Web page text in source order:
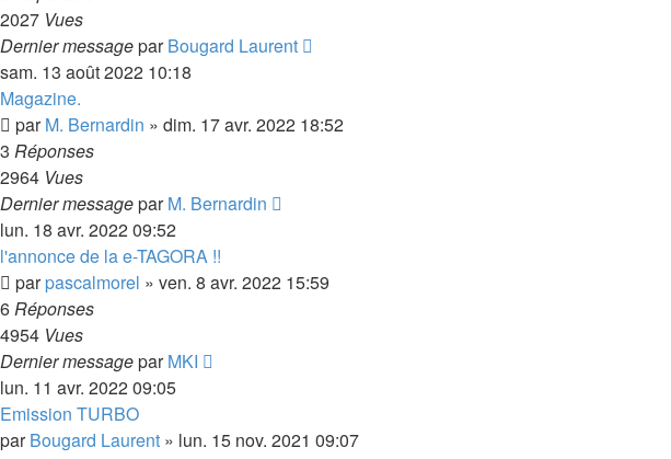
2027 Vues
Dernier messageparBougard Laurent
sam. 13 août 2022 10:18
Magazine.
parM. Bernardin » dim. 17 avr. 2022 18:52
3 Réponses
2964 Vues
Dernier messageparM. Bernardin
lun. 18 avr. 2022 09:52
l'annonce de la e-TAGORA !!
parpascalmorel » ven. 8 avr. 2022 15:59
6Réponses
4954 Vues
Dernier messageparMKI
lun. 11 avr. 2022 09:05
Emission TURBO
parBougard Laurent » lun. 15 nov. 2021 09:07